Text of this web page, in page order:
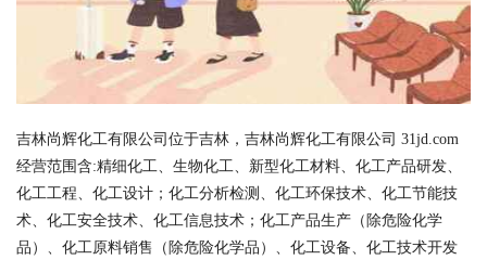
吉林尚辉化工有限公司位于吉林，吉林尚辉化工有限公司 31jd.com
经营范围含:精细化工、生物化工、新型化工材料、化工产品研发、
化工工程、化工设计；化工分析检测、化工环保技术、化工节能技
术、化工安全技术、化工信息技术；化工产品生产（除危险化学
品）、化工原料销售（除危险化学品）、化工设备、化工技术开发